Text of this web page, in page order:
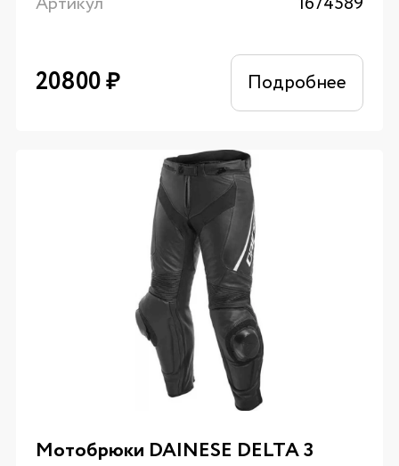
20800₽ Подробнее
Мотобрюки DAINESE DELTA 3